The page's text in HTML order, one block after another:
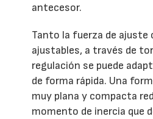
antecesor.
Tanto la fuerza de ajuste
ajustables, a través de
regulación se puede
de forma rápida. Una
muy plana y compacta
momento de inercia que